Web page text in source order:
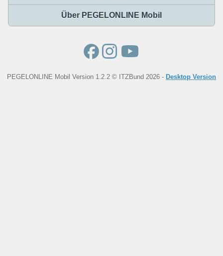
Über PEGELONLINE Mobil
PEGELONLINE Mobil Version 1.2.2 © ITZBund 2026 - Desktop Version